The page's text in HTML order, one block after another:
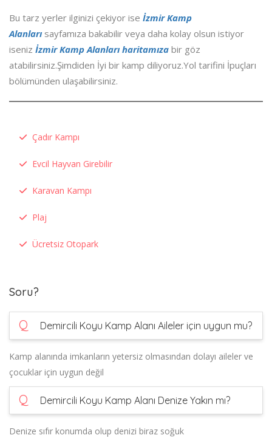
Bu tarz yerler ilginizi çekiyor ise İzmir Kamp
Alanları sayfamıza bakabilir veya daha kolay olsun istiyor
iseniz İzmir Kamp Alanları haritamıza bir göz
atabilirsiniz.Şimdiden İyi bir kamp diliyoruz.Yol tarifini İpuçları
bölümünden ulaşabilirsiniz.
Çadır Kampı
Evcil Hayvan Girebilir
Karavan Kampı
Plaj
Ücretsiz Otopark
Soru?
Q Demircili Koyu Kamp Alanı Aileler için uygun mu?
Kamp alanında imkanların yetersiz olmasından dolayı aileler ve
çocuklar için uygun değil
Q Demircili Koyu Kamp Alanı Denize Yakın mı?
Denize sıfır konumda olup denizi biraz soğuk